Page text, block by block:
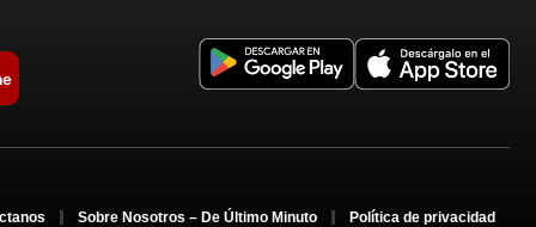
Sobre Nosotros – De Último Minuto Política de privacidad